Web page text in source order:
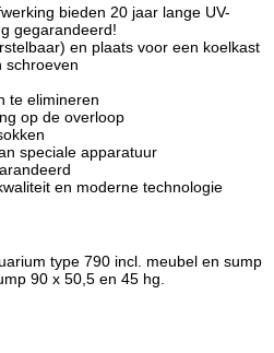
bieden 20 jaar lange UV-
gegarandeerd!
en plaats voor een koelkast
schroeven
te elimineren
op de overloop
speciale apparatuur
en moderne technologie
type 790 incl. meubel en sump
90 x 50,5 en 45 hg.